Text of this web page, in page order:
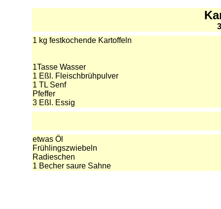
1 kg festkochende Kartoffeln
1Tasse Wasser
1 Eßl. Fleischbrühpulver
1 TL Senf
Pfeffer
3 Eßl. Essig
etwas Öl
Frühlingszwiebeln
Radieschen
1 Becher saure Sahne